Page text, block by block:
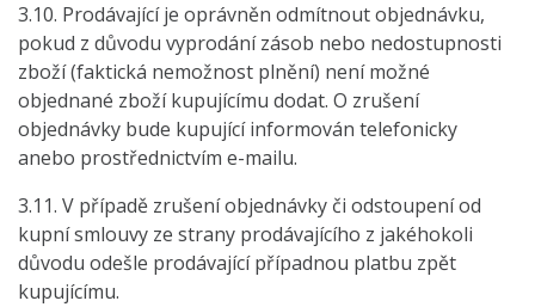
3.10. Prodávající je oprávněn odmítnout objednávku,
pokud z důvodu vyprodání zásob nebo nedostupnosti
zboží (faktická nemožnost plnění) není možné
objednané zboží kupujícímu dodat. O zrušení
objednávky bude kupující informován telefonicky
anebo prostřednictvím e-mailu.
3.11. V případě zrušení objednávky či odstoupení od
kupní smlouvy ze strany prodávajícího z jakéhokoli
důvodu odešle prodávající případnou platbu zpět
kupujícímu.